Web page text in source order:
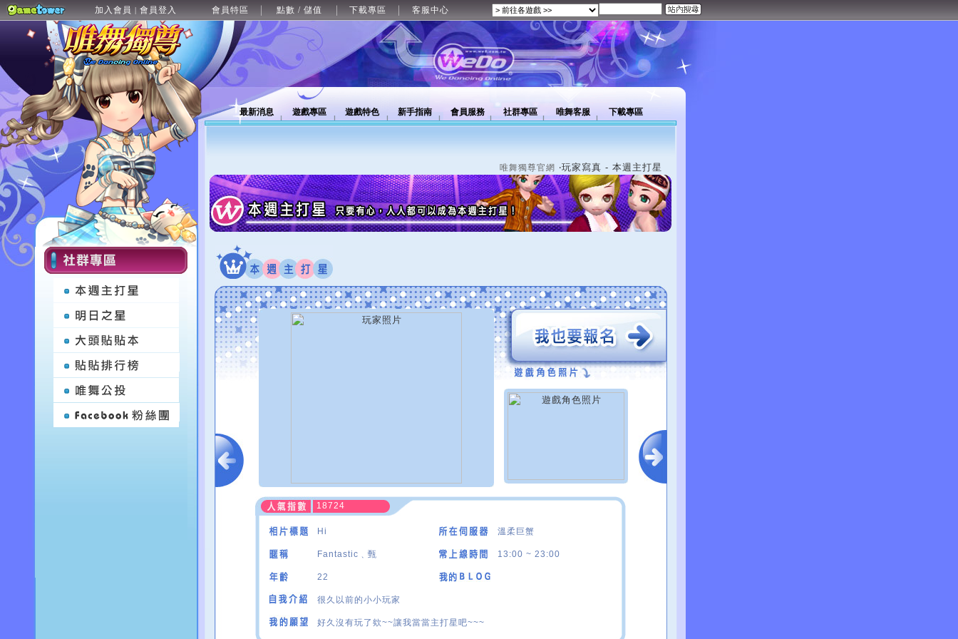
加入會員 | 會員登入 會員特區 點數 / 儲值 下載專區 客服中心
最新消息 遊戲專區 遊戲特色 新手指南 會員服務 社群專區 唯舞客服 下載專區
唯舞獨尊官網 ‧玩家寫真 - 本週主打星
18724
Hi 溫柔巨蟹
Fantastic﹑甄 13:00 ~ 23:00
22
很久以前的小小玩家
好久沒有玩了欸~~讓我當當主打星吧~~~